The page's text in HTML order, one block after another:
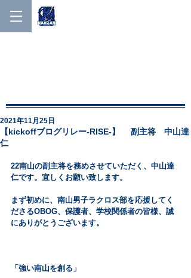
【kickoffブログリレー‐RISE‐】 副主将 中山達
仁
2021年11月25日
22南山の副主将を務めさせていただく、中山達
仁です。宜しくお願い致します。
まず初めに、南山男子ラクロス部を応援してく
ださるOBOG、保護者、学校関係者の皆様、誠
にありがとうございます。
「強い南山を創る」